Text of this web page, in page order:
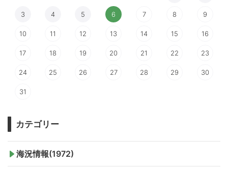
3 4 5 6 7 8 9
10 11 12 13 14 15 16
17 18 19 20 21 22 23
24 25 26 27 28 29 30
31
カテゴリー
海況情報(1972)